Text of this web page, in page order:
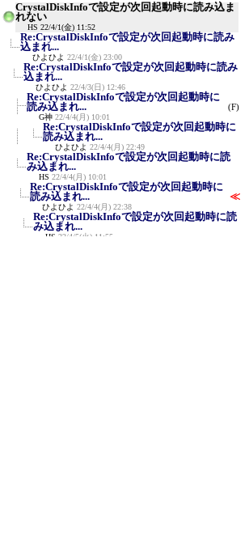
CrystalDiskInfoで設定が次回起動時に読み込ま
れない
HS 22/4/1(金) 11:52
Re:CrystalDiskInfoで設定が次回起動時に読み
込まれ...
ひよひよ 22/4/1(金) 23:00
Re:CrystalDiskInfoで設定が次回起動時に読み
込まれ...
ひよひよ 22/4/3(日) 12:46
Re:CrystalDiskInfoで設定が次回起動時に
読み込まれ...
G神 22/4/4(月) 10:01
(F)
Re:CrystalDiskInfoで設定が次回起動時に
読み込まれ...
ひよひよ 22/4/4(月) 22:49
Re:CrystalDiskInfoで設定が次回起動時に読
み込まれ...
HS 22/4/4(月) 10:01
Re:CrystalDiskInfoで設定が次回起動時に
読み込まれ...
ひよひよ 22/4/4(月) 22:38
≪
Re:CrystalDiskInfoで設定が次回起動時に読
み込まれ...
HS 22/4/5(火) 11:55